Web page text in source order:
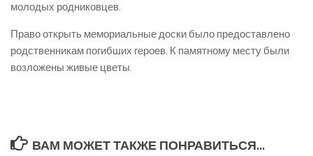
молодых родниковцев.
Право открыть мемориальные доски было предоставлено
родственникам погибших героев. К памятному месту были
возложены живые цветы.
ВАМ МОЖЕТ ТАКЖЕ ПОНРАВИТЬСЯ...